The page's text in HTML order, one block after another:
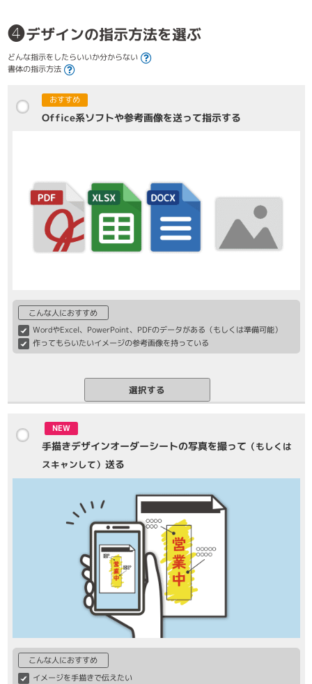
❹デザインの指示方法を選ぶ
どんな指示をしたらいいか分からない
書体の指示方法
おすすめ
Office系ソフトや参考画像を送って指示する
こんな人におすすめ
WordやExcel、PowerPoint、PDFのデータがある（もしくは準備可能）
作ってもらいたいイメージの参考画像を持っている
選択する
NEW
手描きデザインオーダーシートの写真を撮って （もしくは
スキャンして） 送る
こんな人におすすめ
イメージを手描きで伝えたい